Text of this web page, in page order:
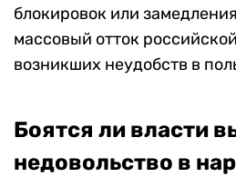
блокировок или
массовый отток
возникших неудобств в
Боятся ли власти
недовольство в